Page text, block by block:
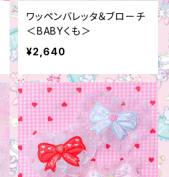
ワッペンバレッタ＆ブローチ
＜BABYくも＞
¥2,640